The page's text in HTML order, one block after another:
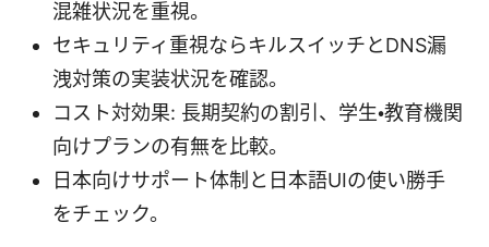
混雑状況を重視。
セキュリティ重視ならキルスイッチとDNS漏
洩対策の実装状況を確認。
コスト対効果: 長期契約の割引、学生・教育機関
向けプランの有無を比較。
日本向けサポート体制と日本語UIの使い勝手
をチェック。